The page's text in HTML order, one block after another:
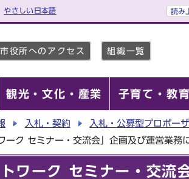
やさしい日本語 読み
市役所へのアクセス 組織一覧
観光・文化・産業 子育て・教育
入札・契約 入札・公募型プロポー
ーク セミナー・交流会」企画及び運営業務
ワーク セミナー・交流